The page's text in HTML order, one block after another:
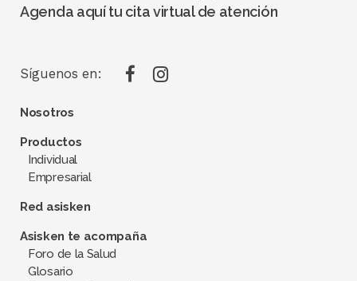
Agenda aquí tu cita virtual de atención
Síguenos en:
Nosotros
Productos
Individual
Empresarial
Red asisken
Asisken te acompaña
Foro de la Salud
Glosario